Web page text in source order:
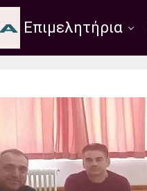
Επιμελητήρια